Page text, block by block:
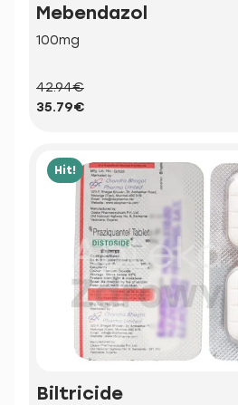
Mebendazol
100mg
42.94€
35.79€
Hit!
Biltricide